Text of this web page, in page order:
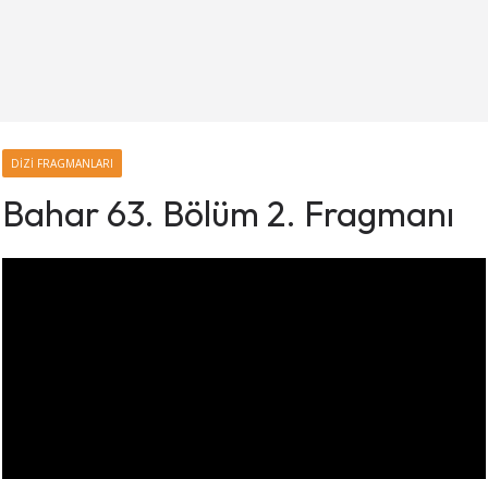
DIZI FRAGMANLARI
Bahar 63. Bölüm 2. Fragmanı